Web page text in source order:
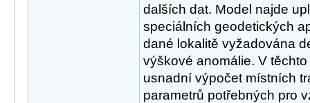
dalších dat. Model najde
speciálních geodetických
dané lokalitě vyžadována
výškové anomálie. V
usnadní výpočet místních
parametrů potřebných pro